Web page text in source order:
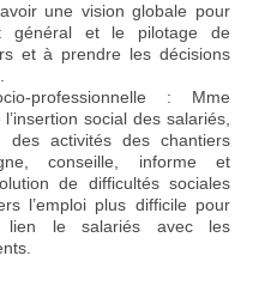
une vision globale pour
général et le pilotage de
et à prendre les décisions
professionnelle : Mme
social des salariés,
des activités des chantiers
conseille, informe et
de difficultés sociales
l’emploi plus difficile pour
lien le salariés avec les